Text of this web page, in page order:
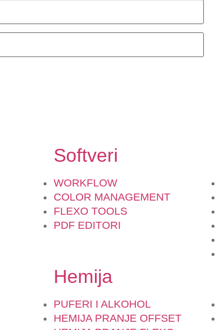
Softveri
WORKFLOW
COLOR MANAGEMENT
FLEXO TOOLS
PDF EDITORI
Hemija
PUFERI I ALKOHOL
HEMIJA PRANJE OFFSET